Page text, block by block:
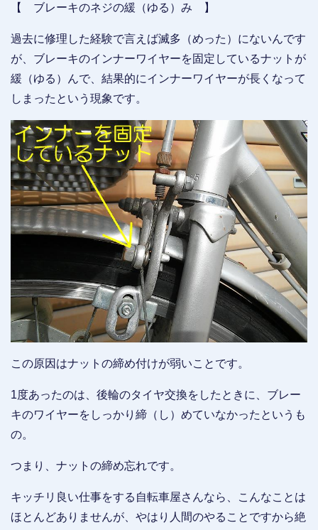
【 ブレーキのネジの緩（ゆる）み 】
過去に修理した経験で言えば滅多（めった）にないんです
が、ブレーキのインナーワイヤーを固定しているナットが
緩（ゆる）んで、結果的にインナーワイヤーが長くなって
しまったという現象です。
この原因はナットの締め付けが弱いことです。
1度あったのは、後輪のタイヤ交換をしたときに、ブレー
キのワイヤーをしっかり締（し）めていなかったというも
の。
つまり、ナットの締め忘れです。
キッチリ良い仕事をする自転車屋さんなら、こんなことは
ほとんどありませんが、やはり人間のやることですから絶